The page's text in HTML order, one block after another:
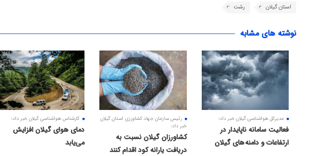
استان گیلان رشت
نوشته های مشابه
مدیرکل هواشناسی گیلان خبر داد؛
فعالیت سامانه ناپایدار در
ارتفاعات و دامنه های گیلان
رئیس سازمان جهاد کشاورزی استان گیلان
خبر داد:
کشاورزان گیلان نسبت به
دریافت یارانه کود اقدام کنند
کارشناس هواشناسی گیلان خبر داد؛
دمای هوای گیلان افزایش
می‌یابد